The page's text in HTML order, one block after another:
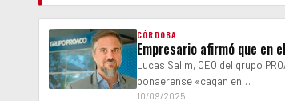
CÓRDOBA
Empresario afirmó que en
Lucas Salim, CEO del grupo
bonaerense «cagan en…
10/09/2025